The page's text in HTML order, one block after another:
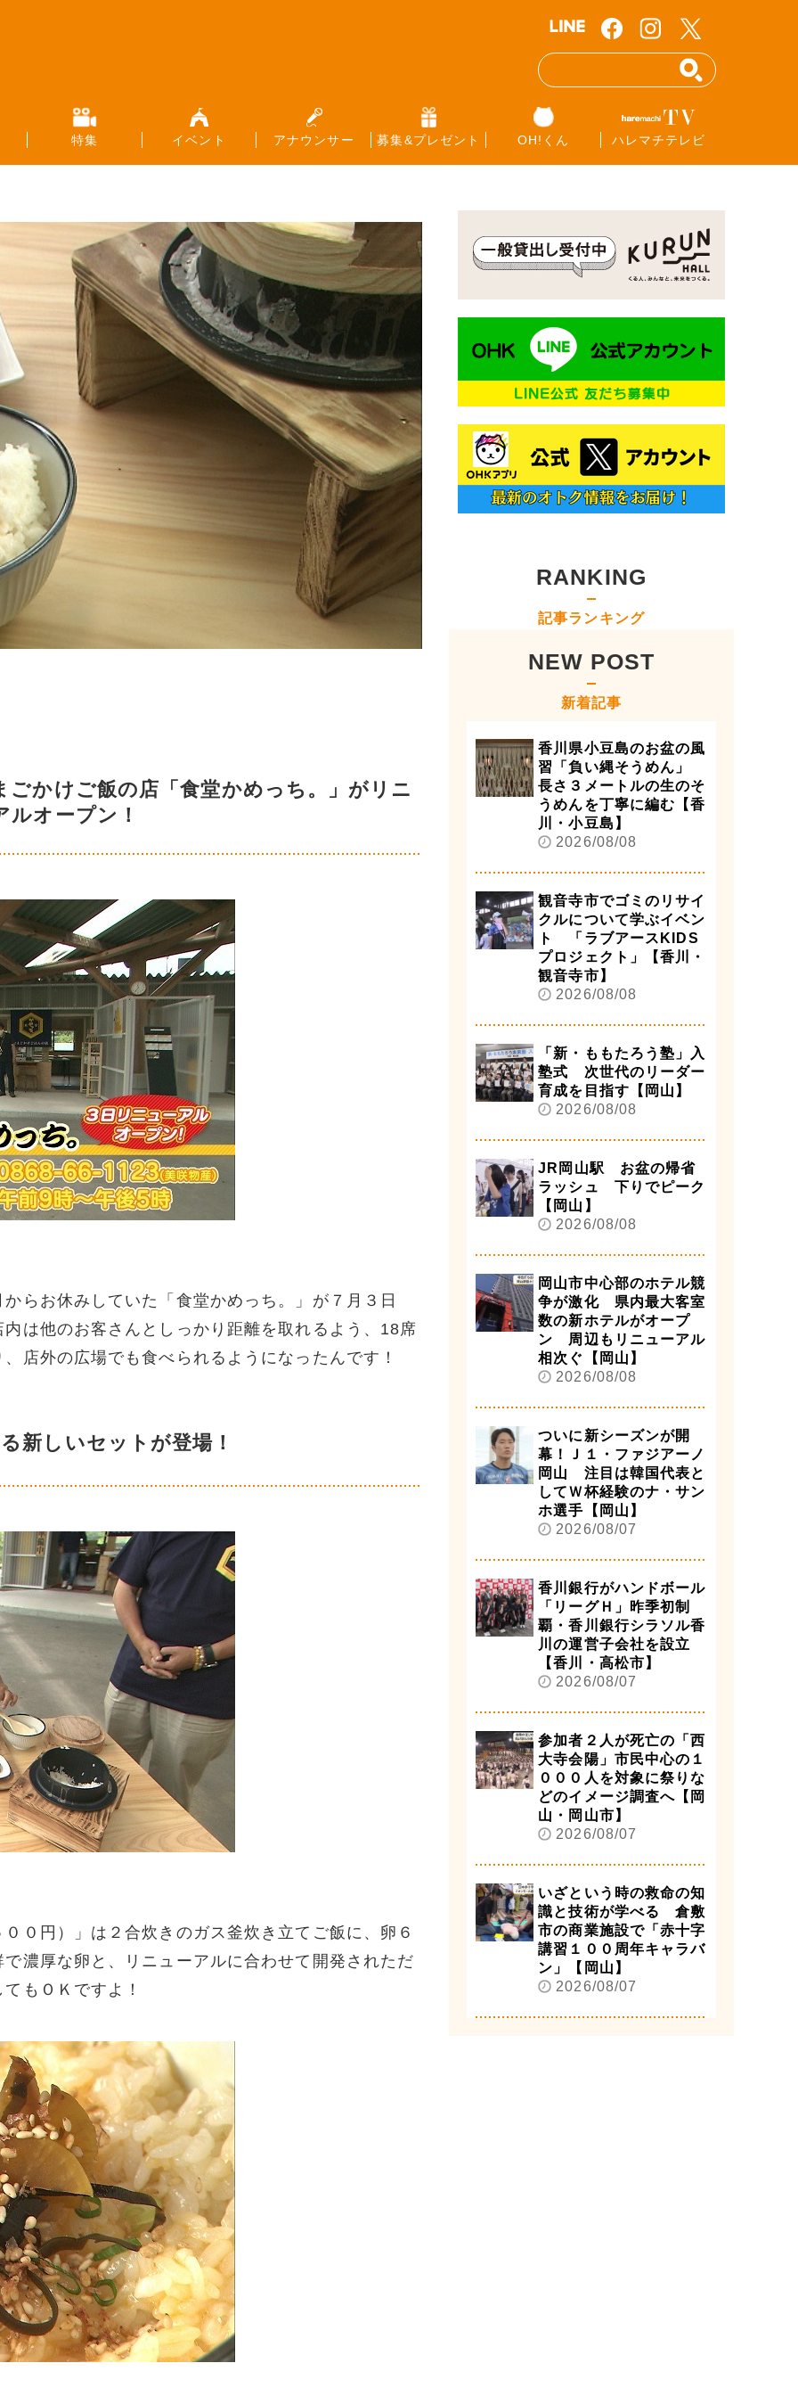
特集 イベント アナウンサー 募集&プレゼント OH!くん ハレマチテレビ
かけご飯の店「食堂かめっち。」がリニ
ルオープン！
らお休みしていた「食堂かめっち。」が７月３日
は他のお客さんとしっかり距離を取れるよう、18席
店外の広場でも食べられるようになったんです！
新しいセットが登場！
０円）」は２合炊きのガス釜炊き立てご飯に、卵６
濃厚な卵と、リニューアルに合わせて開発されただ
もＯＫですよ！
RANKING
記事ランキング
NEW POST
新着記事
香川県小豆島のお盆の風
習「負い縄そうめん」
長さ３メートルの生のそ
うめんを丁寧に編む【香
川・小豆島】
2026/08/08
観音寺市でゴミのリサイ
クルについて学ぶイベン
ト 「ラブアースKIDS
プロジェクト」【香川・
観音寺市】
2026/08/08
「新・ももたろう塾」入
塾式 次世代のリーダー
育成を目指す【岡山】
2026/08/08
JR岡山駅 お盆の帰省
ラッシュ 下りでピーク
【岡山】
2026/08/08
岡山市中心部のホテル競
争が激化 県内最大客室
数の新ホテルがオープ
ン 周辺もリニューアル
相次ぐ【岡山】
2026/08/08
ついに新シーズンが開
幕！Ｊ１・ファジアーノ
岡山 注目は韓国代表と
してＷ杯経験のナ・サン
ホ選手【岡山】
2026/08/07
香川銀行がハンドボール
「リーグＨ」昨季初制
覇・香川銀行シラソル香
川の運営子会社を設立
【香川・高松市】
2026/08/07
参加者２人が死亡の「西
大寺会陽」市民中心の１
０００人を対象に祭りな
どのイメージ調査へ【岡
山・岡山市】
2026/08/07
いざという時の救命の知
識と技術が学べる 倉敷
市の商業施設で「赤十字
講習１００周年キャラバ
ン」【岡山】
2026/08/07